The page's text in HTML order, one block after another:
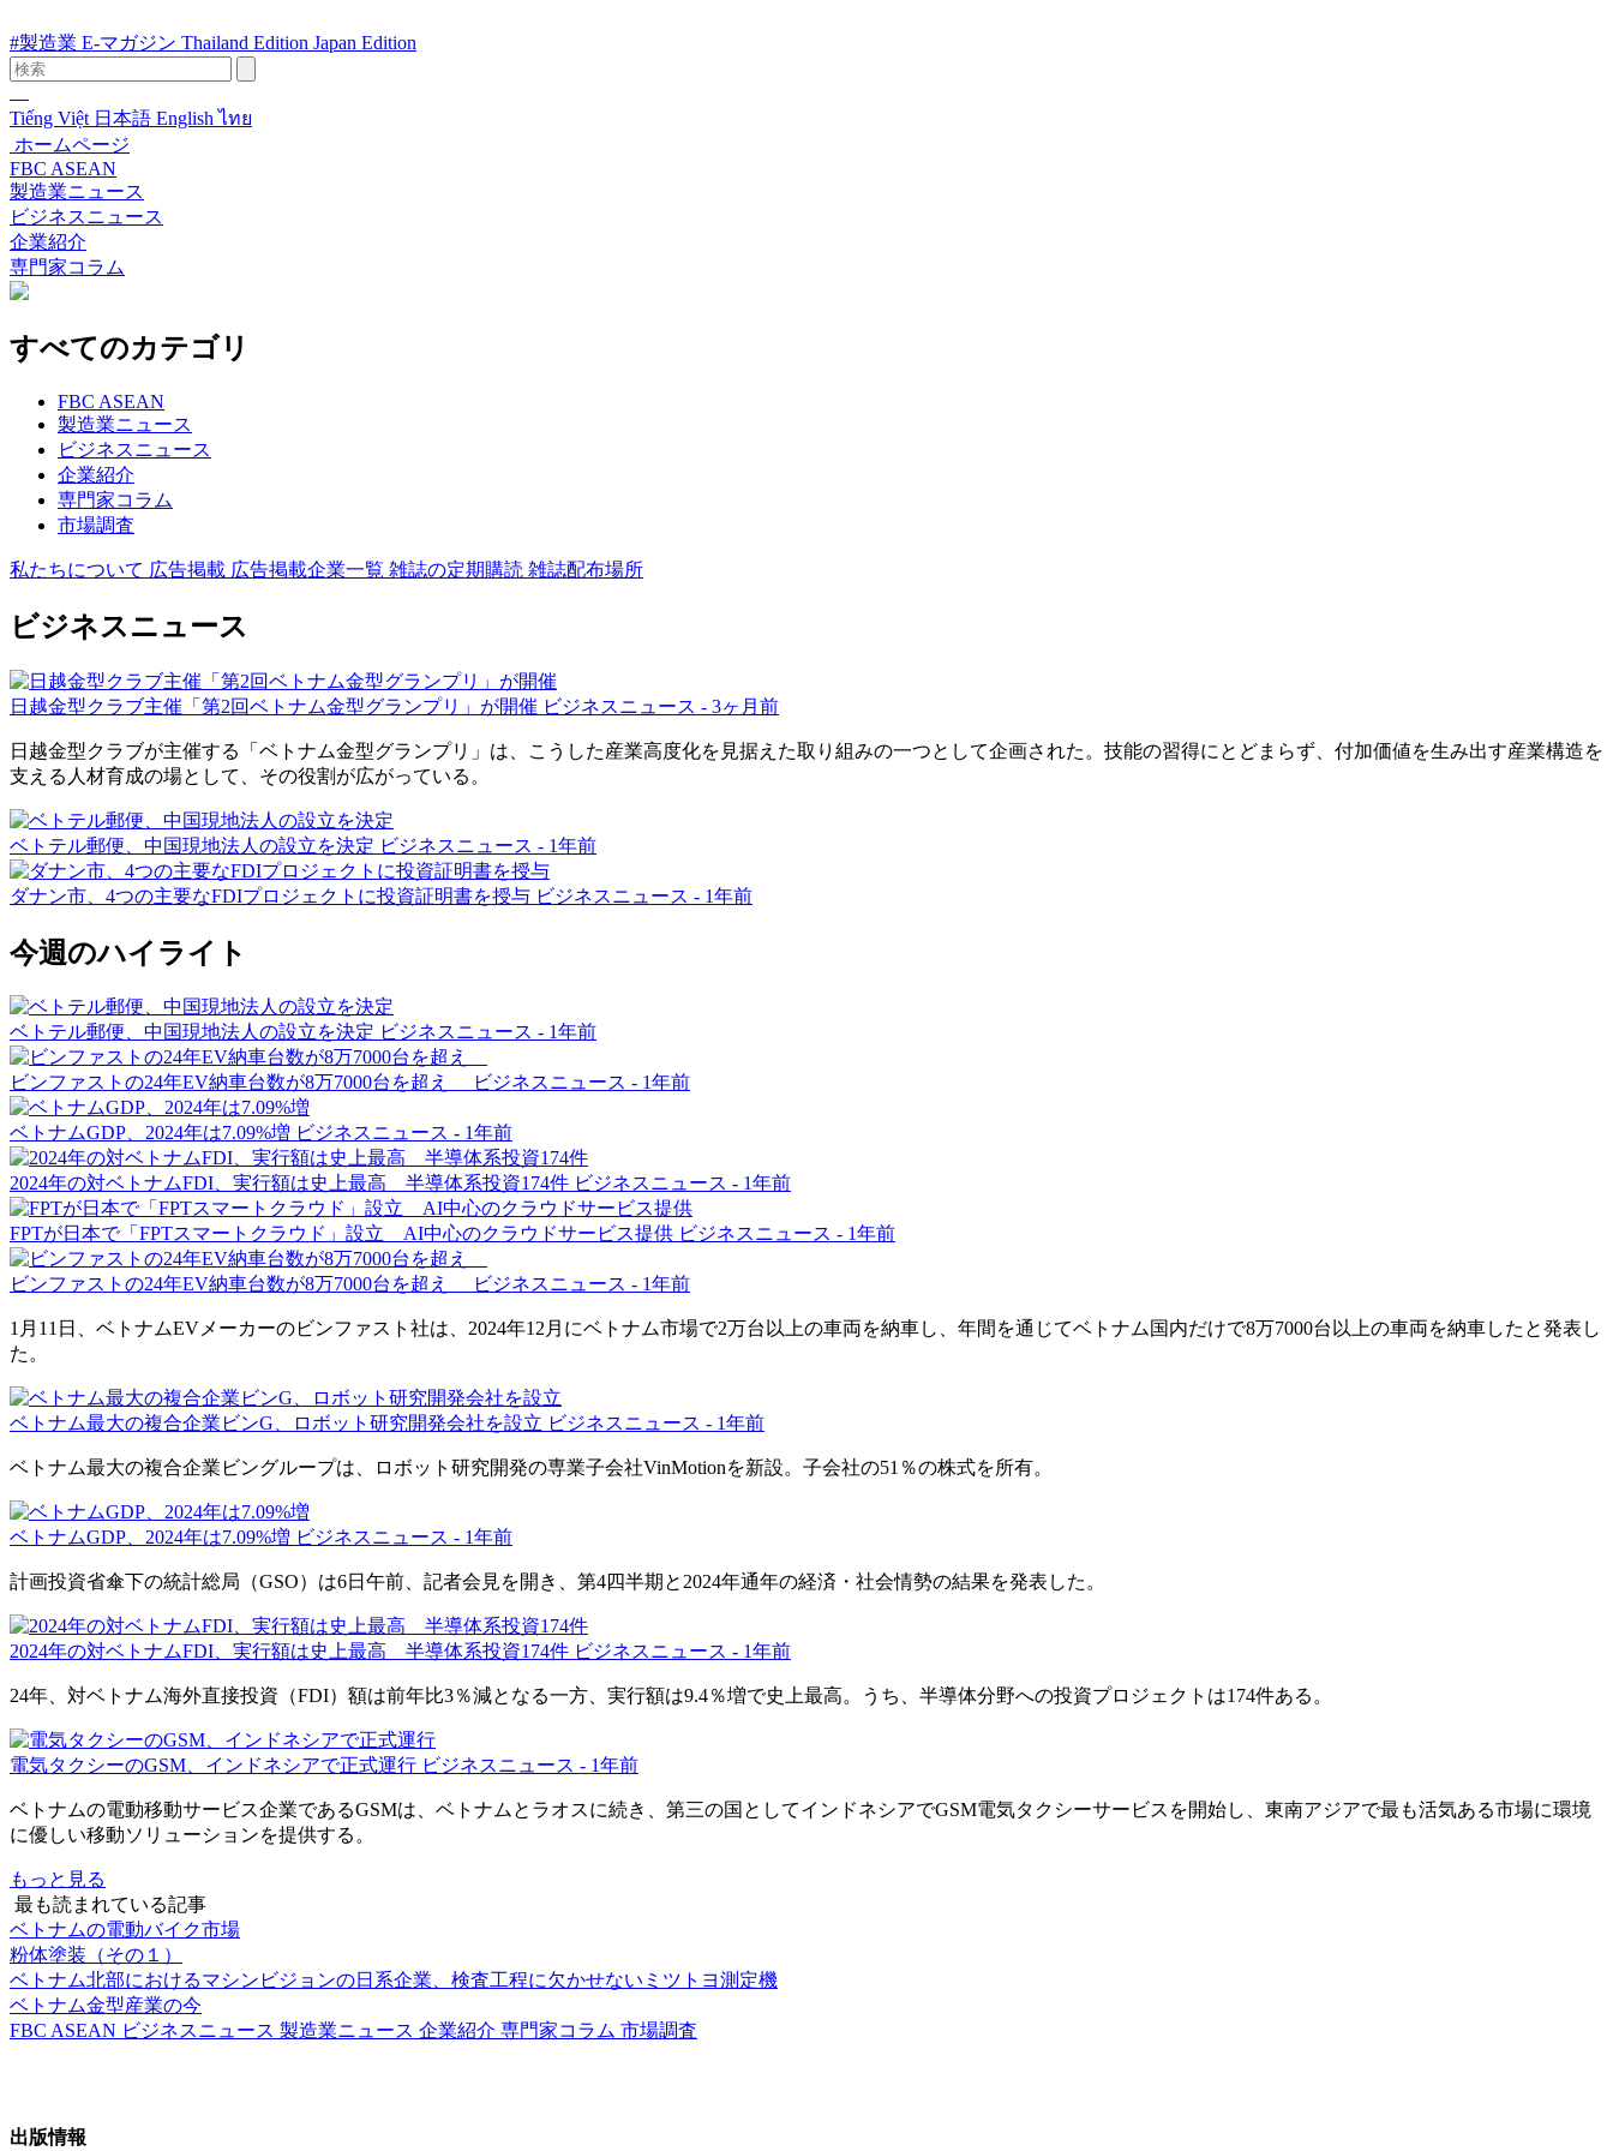
#製造業 E-マガジン Thailand Edition Japan Edition
Tiếng Việt 日本語 Englishไทย
ホームページ
FBC ASEAN
製造業ニュース
ビジネスニュース
企業紹介
専門家コラム
すべてのカテゴリ
FBC ASEAN
製造業ニュース
ビジネスニュース
企業紹介
専門家コラム
市場調査
私たちについて 広告掲載 広告掲載企業一覧 雑誌の定期購読 雑誌配布場所
ビジネスニュース
日越金型クラブ主催「第2回ベトナム金型グランプリ」が開催 ビジネスニュース - 3ヶ月前
日越金型クラブが主催する「ベトナム金型グランプリ」は、こうした産業高度化を見据えた取り組みの一つとして企画された。技能の習得にとどまらず、付加価値を生み出す産業構造を
支える人材育成の場として、その役割が広がっている。
ベトテル郵便、中国現地法人の設立を決定 ビジネスニュース - 1年前
ダナン市、4つの主要なFDIプロジェクトに投資証明書を授与 ビジネスニュース - 1年前
今週のハイライト
ベトテル郵便、中国現地法人の設立を決定 ビジネスニュース - 1年前
ビンファストの24年EV納車台数が8万7000台を超え ビジネスニュース - 1年前
ベトナムGDP、2024年は7.09%増 ビジネスニュース - 1年前
2024年の対ベトナムFDI、実行額は史上最高 半導体系投資174件 ビジネスニュース - 1年前
FPTが日本で「FPTスマートクラウド」設立 AI中心のクラウドサービス提供 ビジネスニュース - 1年前
ビンファストの24年EV納車台数が8万7000台を超え ビジネスニュース - 1年前
1月11日、ベトナムEVメーカーのビンファスト社は、2024年12月にベトナム市場で2万台以上の車両を納車し、年間を通じてベトナム国内だけで8万7000台以上の車両を納車したと発表し
た。
ベトナム最大の複合企業ビンG、ロボット研究開発会社を設立 ビジネスニュース - 1年前
ベトナム最大の複合企業ビングループは、ロボット研究開発の専業子会社VinMotionを新設。子会社の51％の株式を所有。
ベトナムGDP、2024年は7.09%増 ビジネスニュース - 1年前
計画投資省傘下の統計総局（GSO）は6日午前、記者会見を開き、第4四半期と2024年通年の経済・社会情勢の結果を発表した。
2024年の対ベトナムFDI、実行額は史上最高 半導体系投資174件 ビジネスニュース - 1年前
24年、対ベトナム海外直接投資（FDI）額は前年比3％減となる一方、実行額は9.4％増で史上最高。うち、半導体分野への投資プロジェクトは174件ある。
電気タクシーのGSM、インドネシアで正式運行 ビジネスニュース - 1年前
ベトナムの電動移動サービス企業であるGSMは、ベトナムとラオスに続き、第三の国としてインドネシアでGSM電気タクシーサービスを開始し、東南アジアで最も活気ある市場に環境
に優しい移動ソリューションを提供する。
もっと見る
最も読まれている記事
ベトナムの電動バイク市場
粉体塗装（その１）
ベトナム北部におけるマシンビジョンの日系企業、検査工程に欠かせないミツトヨ測定機
ベトナム金型産業の今
FBC ASEAN ビジネスニュース 製造業ニュース 企業紹介 専門家コラム 市場調査
出版情報